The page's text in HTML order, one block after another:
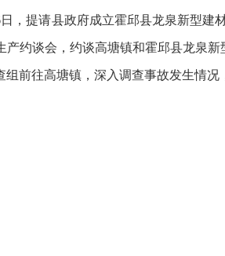
，提请县政府成立霍邱县龙泉新型建
约谈会，约谈高塘镇和霍邱县龙泉
前往高塘镇，深入调查事故发生情况